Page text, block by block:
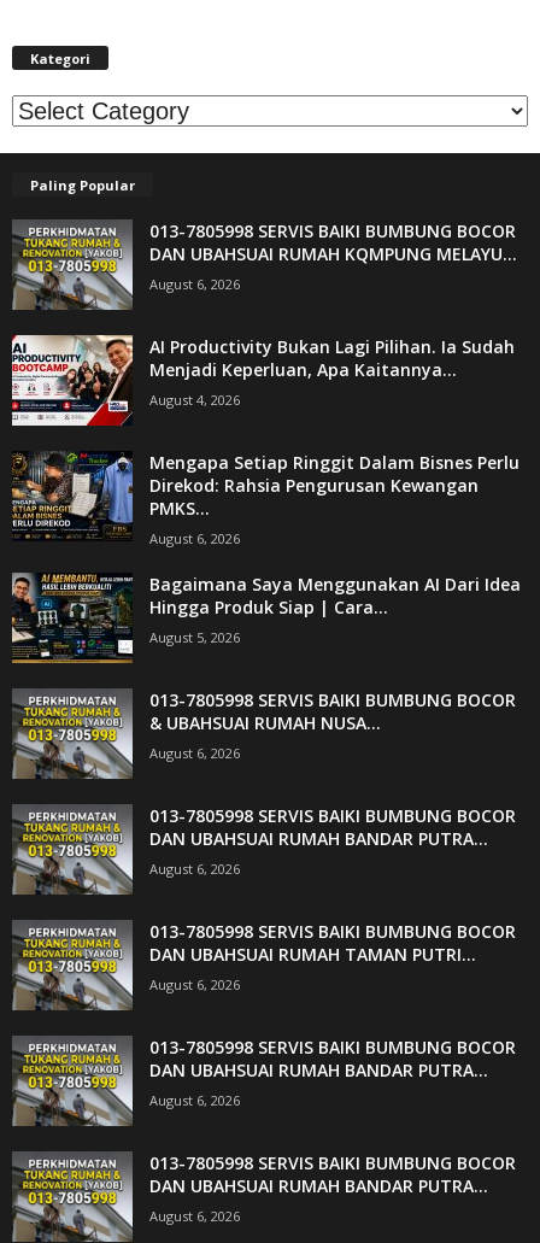
Kategori
Kategori
Paling Popular
013-7805998 SERVIS BAIKI BUMBUNG BOCOR
DAN UBAHSUAI RUMAH KQMPUNG MELAYU...
August 6, 2026
AI Productivity Bukan Lagi Pilihan. Ia Sudah
Menjadi Keperluan, Apa Kaitannya...
August 4, 2026
Mengapa Setiap Ringgit Dalam Bisnes Perlu
Direkod: Rahsia Pengurusan Kewangan
PMKS...
August 6, 2026
Bagaimana Saya Menggunakan AI Dari Idea
Hingga Produk Siap | Cara...
August 5, 2026
013-7805998 SERVIS BAIKI BUMBUNG BOCOR
& UBAHSUAI RUMAH NUSA...
August 6, 2026
013-7805998 SERVIS BAIKI BUMBUNG BOCOR
DAN UBAHSUAI RUMAH BANDAR PUTRA...
August 6, 2026
013-7805998 SERVIS BAIKI BUMBUNG BOCOR
DAN UBAHSUAI RUMAH TAMAN PUTRI...
August 6, 2026
013-7805998 SERVIS BAIKI BUMBUNG BOCOR
DAN UBAHSUAI RUMAH BANDAR PUTRA...
August 6, 2026
013-7805998 SERVIS BAIKI BUMBUNG BOCOR
DAN UBAHSUAI RUMAH BANDAR PUTRA...
August 6, 2026